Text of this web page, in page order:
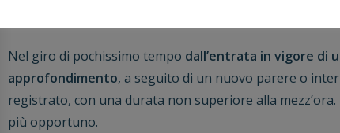
Nel giro di pochissimo tempo dall’entrata in vigore di
approfondimento, a seguito di un nuovo parere o
registrato, con una durata non superiore alla
più opportuno.